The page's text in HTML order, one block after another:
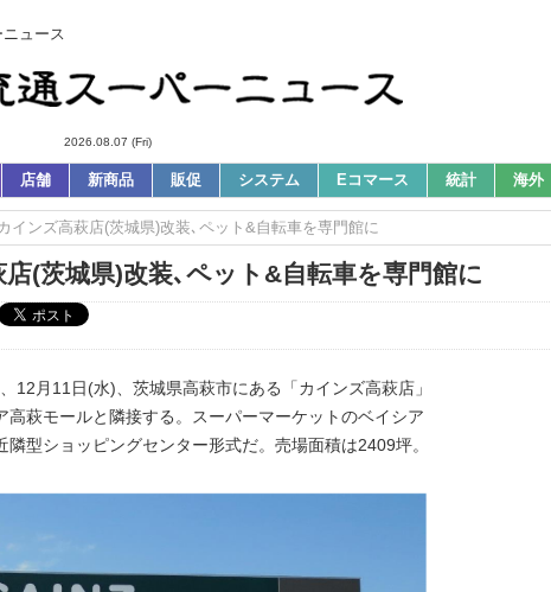
ュース
2026.08.07 (Fri)
店舗 新商品 販促 システム Eコマース 統計 海外
インズ高萩店(茨城県)改装､ペット&自転車を専門館に
(茨城県)改装､ペット&自転車を専門館に
12月11日(水)、茨城県高萩市にある「カインズ高萩店」
萩モールと隣接する。スーパーマーケットのベイシア
型ショッピングセンター形式だ。売場面積は2409坪。